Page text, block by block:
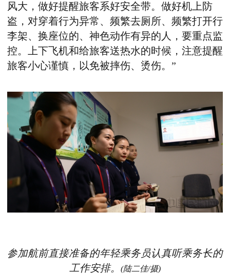
风大，做好提醒旅客系好安全带。做好机上防
盗，对穿着行为异常、频繁去厕所、频繁打开行
李架、换座位的、神色动作有异的人，要重点监
控。上下飞机和给旅客送热水的时候，注意提醒
旅客小心谨慎，以免被摔伤、烫伤。”
参加航前直接准备的年轻乘务员认真听乘务长的
工作安排。
(陆二佳/摄)